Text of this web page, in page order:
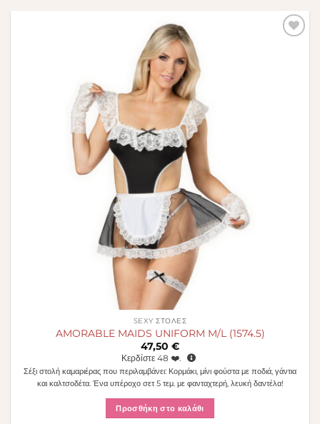
SEXY ΣΤΟΛΈΣ
AMORABLE MAIDS UNIFORM M/L (1574.5)
47,50 €
Κερδίστε 48 ❤️.
Σέξι στολή καμαριέρας που περιλαμβάνει: Κορμάκι, μίνι φούστα με ποδιά, γάντια
και καλτσοδέτα. Ένα υπέροχο σετ 5 τεμ. με φανταχτερή, λευκή δαντέλα!
Προσθήκη στο καλάθι